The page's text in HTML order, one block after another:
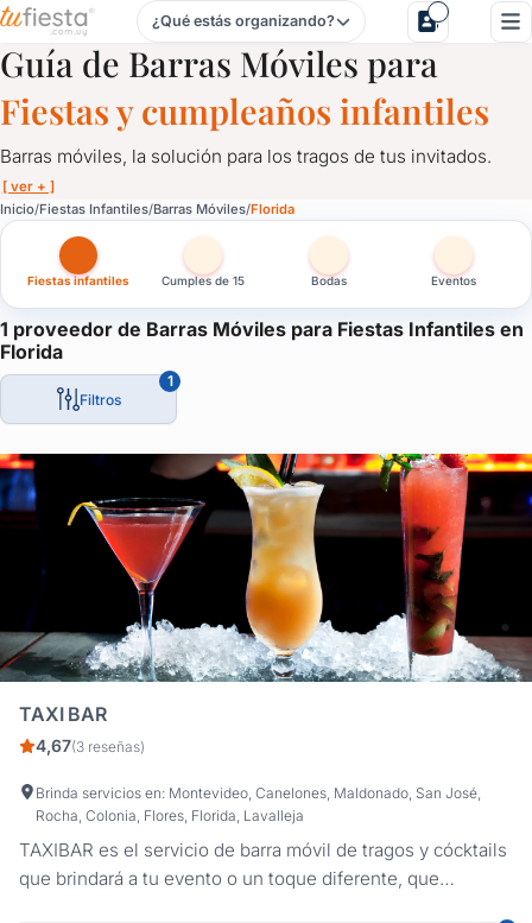
Barras Móviles para Fiestas Infantiles en Florida
¿Qué estás organizando?
Guía de Barras Móviles para
Fiestas y cumpleaños infantiles
Barras móviles, la solución para los tragos de tus invitados.
[ ver + ]
Inicio Fiestas Infantiles Barras Móviles Florida
Fiestas infantiles Cumples de 15 Bodas Eventos
1 proveedor de Barras Móviles para Fiestas Infantiles en
Florida
Filtros
1
TAXI BAR
4,67(3 reseñas)
Brinda servicios en: Montevideo, Canelones, Maldonado, San José,
Rocha, Colonia, Flores, Florida, Lavalleja
TAXIBAR es el servicio de barra móvil de tragos y cócktails
que brindará a tu evento o un toque diferente, que
Barras Móviles para Fiestas Infantiles en Florida
Barras móviles, la solución para los tragos de tus invitados.
Personalizadas, con luces led, acordes a tu evento, barras
La solución ideal para despreocuparte del tema y que los